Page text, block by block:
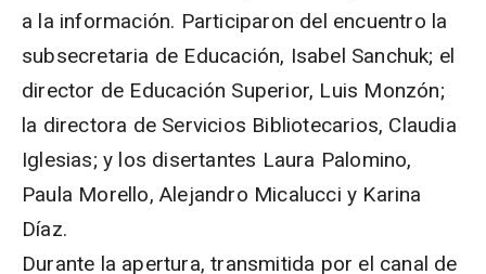
a la información. Participaron del encuentro la
subsecretaria de Educación, Isabel Sanchuk; el
director de Educación Superior, Luis Monzón;
la directora de Servicios Bibliotecarios, Claudia
Iglesias; y los disertantes Laura Palomino,
Paula Morello, Alejandro Micalucci y Karina
Díaz.
Durante la apertura, transmitida por el canal de